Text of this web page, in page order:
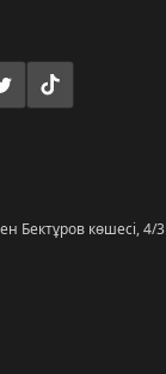
Бектұров көшесі, 4/3